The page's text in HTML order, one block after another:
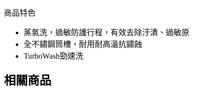
商品特色
蒸氣洗，過敏防護行程，有效去除汙漬、過敏原
全不鏽鋼筒槽，耐用耐高溫抗鏽蝕
TurboWash勁速洗
相關商品